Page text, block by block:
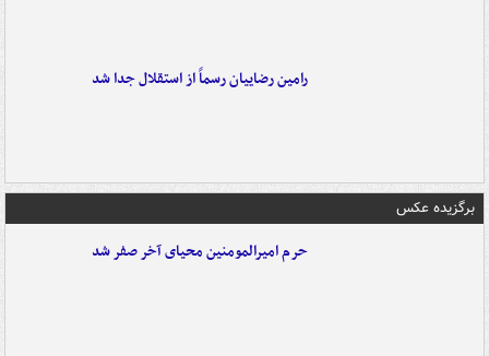
رامین رضاییان رسماً از استقلال جدا شد
برگزیده عکس
حرم امیرالمومنین محیای آخر صفر شد